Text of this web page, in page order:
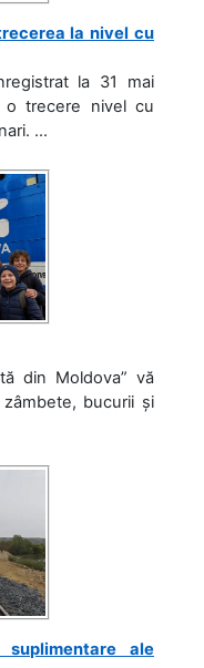
la nivel cu
la 31 mai
o trecere nivel cu
...
din Moldova” vă
bucurii și
ale